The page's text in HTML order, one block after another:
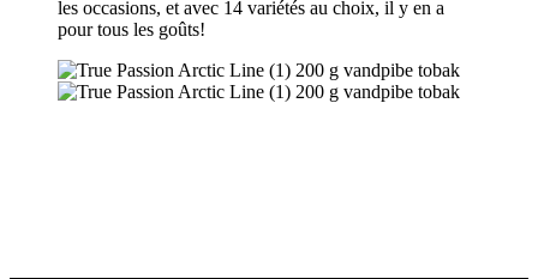
les occasions, et avec 14 variétés au choix, il y en a
pour tous les goûts!